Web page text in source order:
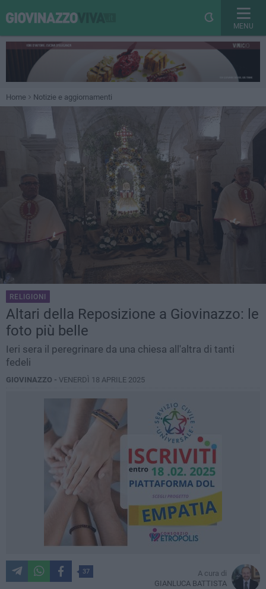
MENU
Home Notizie e aggiornamenti
RELIGIONI
Altari della Reposizione a Giovinazzo: le
foto più belle
Ieri sera il peregrinare da una chiesa all'altra di tanti
fedeli
GIOVINAZZO - VENERDÌ 18 APRILE 2025
37
A cura di
GIANLUCA BATTISTA